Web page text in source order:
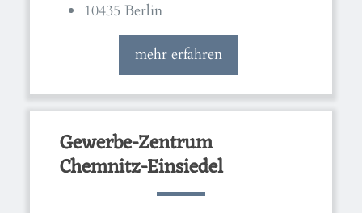
10435 Berlin
mehr erfahren
Gewerbe-Zentrum
Chemnitz-Einsiedel